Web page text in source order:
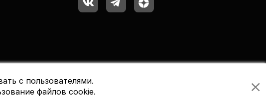
с пользователями.
файлов cookie.